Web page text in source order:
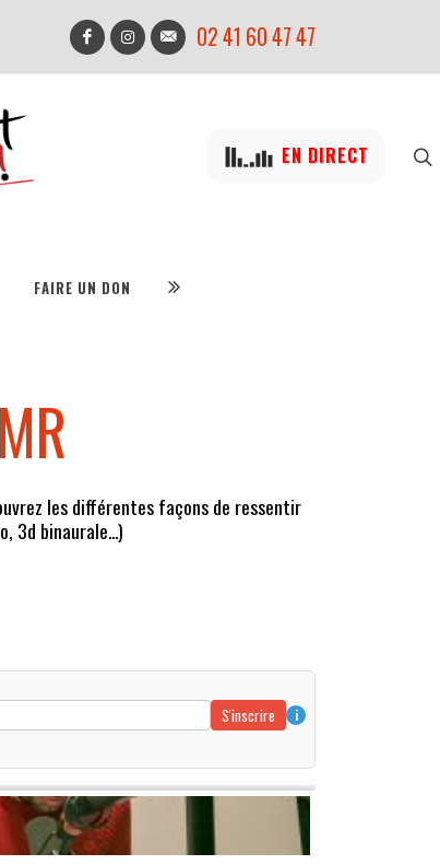
02 41 60 47 47
EN DIRECT
FAIRE UN DON
les différentes façons de ressentir
3d binaurale...)
S'inscrire
i